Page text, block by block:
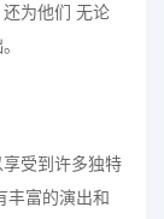
还为他们 无论
受到许多独特
丰富的演出和